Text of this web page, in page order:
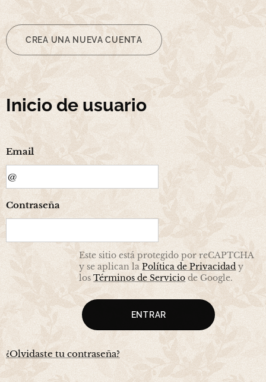
CREA UNA NUEVA CUENTA
Inicio de usuario
Email
Contraseña
Este sitio está protegido por reCAPTCHA
y se aplican laPolítica de Privacidady
losTérminos de Serviciode Google.
ENTRAR
¿Olvidaste tu contraseña?